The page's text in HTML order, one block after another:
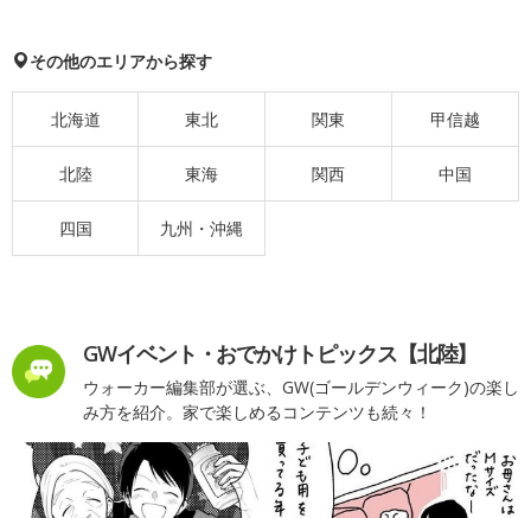
その他のエリアから探す
北海道 東北 関東 甲信越
北陸 東海 関西 中国
四国 九州・沖縄
GWイベント・おでかけトピックス【北陸】
ウォーカー編集部が選ぶ、GW(ゴールデンウィーク)の楽し
み方を紹介。家で楽しめるコンテンツも続々！